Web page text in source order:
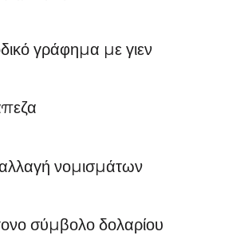
γράφημα με γιεν
νομισμάτων
σύμβολο δολαρίου